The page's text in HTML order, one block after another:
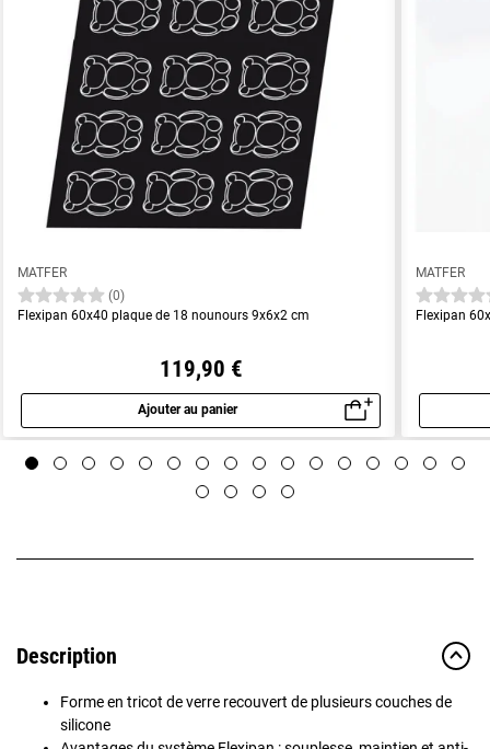
MATFER
(0)
Flexipan 60x40 plaque de 18 nounours 9x6x2 cm
119,90 €
Ajouter au panier
Aperçu rapide
MATFER
Flexipan
Description
Forme en tricot de verre recouvert de plusieurs couches de
silicone